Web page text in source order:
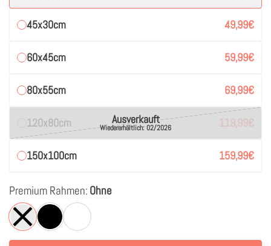
45x30cm 49,99€
60x45cm 59,99€
80x55cm 69,99€
120x80cm Ausverkauft
Wiedererhältlich: 02/2026 119,99€
150x100cm 159,99€
Premium Rahmen: Ohne